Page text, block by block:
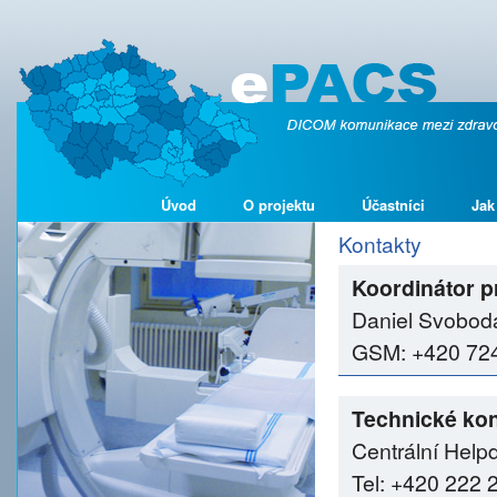
Úvod O projektu Účastníci
Kontakty
Koordinátor
Daniel
GSM: +420
Technické
Centrální
Tel: +420 222